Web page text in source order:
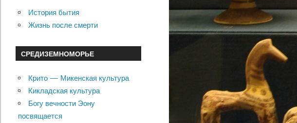
История бытия
Жизнь после смерти
СРЕДИЗЕМНОМОРЬЕ
Крито — Микенская культура
Кикладская культура
Богу вечности Эону
посвящается